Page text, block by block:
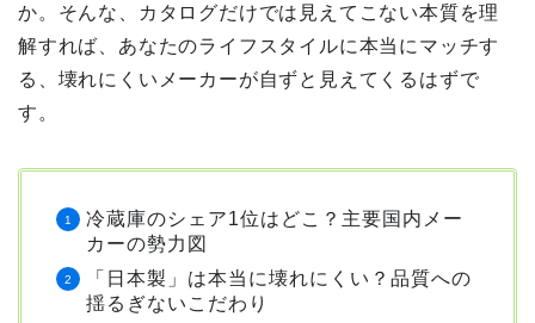
か。そんな、カタログだけでは見えてこない本質を理
解すれば、あなたのライフスタイルに本当にマッチす
る、壊れにくいメーカーが自ずと見えてくるはずで
す。
冷蔵庫のシェア1位はどこ？主要国内メー
カーの勢力図
「日本製」は本当に壊れにくい？品質への
揺るぎないこだわり